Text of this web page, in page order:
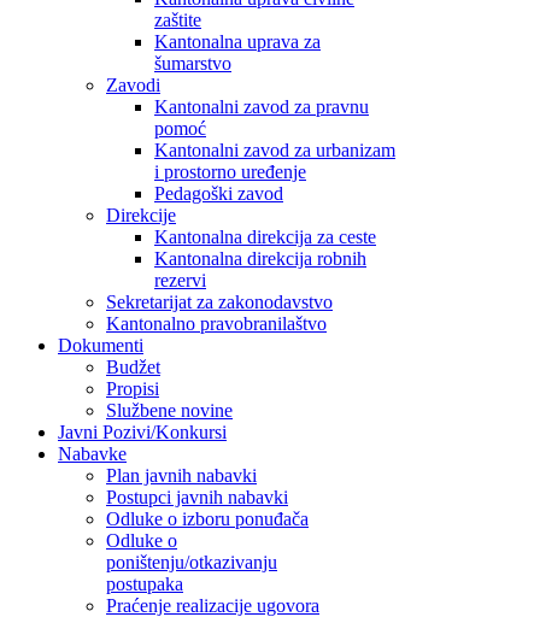
zaštite
Kantonalna uprava za
šumarstvo
Zavodi
Kantonalni zavod za pravnu
pomoć
Kantonalni zavod za urbanizam
i prostorno uređenje
Pedagoški zavod
Direkcije
Kantonalna direkcija za ceste
Kantonalna direkcija robnih
rezervi
Sekretarijat za zakonodavstvo
Kantonalno pravobranilaštvo
Dokumenti
Budžet
Propisi
Službene novine
Javni Pozivi/Konkursi
Nabavke
Plan javnih nabavki
Postupci javnih nabavki
Odluke o izboru ponuđača
Odluke o
poništenju/otkazivanju
postupaka
Praćenje realizacije ugovora